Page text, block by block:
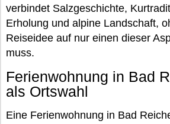
verbindet Salzgeschichte,
Erholung und alpine Landschaft,
Reiseidee auf nur einen dieser
muss.
Ferienwohnung in Bad
als Ortswahl
Eine Ferienwohnung in Bad